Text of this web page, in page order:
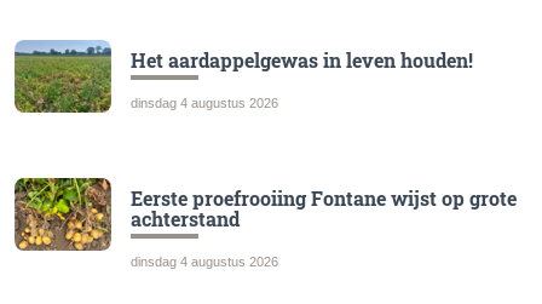
Het aardappelgewas in leven houden!
dinsdag 4 augustus 2026
Eerste proefrooiing Fontane wijst op grote
achterstand
dinsdag 4 augustus 2026